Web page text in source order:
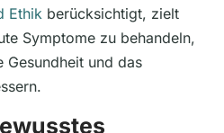
Ethik berücksichtigt, zielt
Symptome zu behandeln,
und das